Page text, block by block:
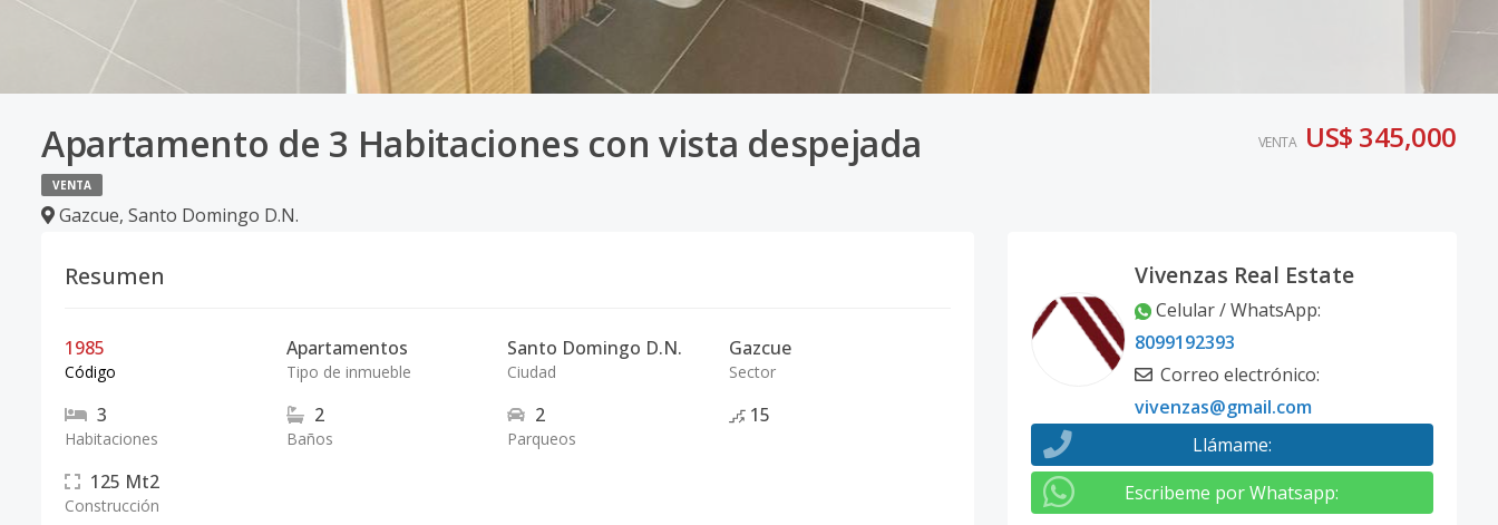
Apartamento de 3 Habitaciones con vista despejada
VENTA
Gazcue, Santo Domingo D.N.
VENTA US$ 345,000
Resumen
1985
Código
Apartamentos
Tipo de inmueble
Santo Domingo D.N.
Ciudad
Gazcue
Sector
3
Habitaciones
2
Baños
2
Parqueos
15
125 Mt2
Construcción
Vivenzas Real Estate
Celular / WhatsApp:
8099192393
Correo electrónico:
vivenzas@gmail.com
Llámame:
Escribeme por Whatsapp: